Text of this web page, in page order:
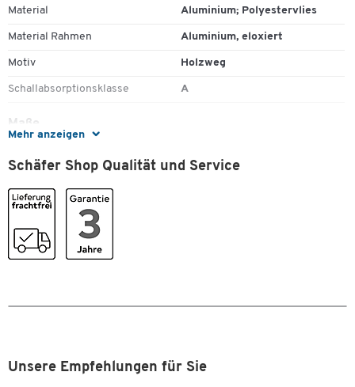
Mehr anzeigen
Material Aluminium; Polyestervlies
Material Rahmen Aluminium, eloxiert
Motiv Holzweg
Schallabsorptionsklasse A
Maße
Schäfer Shop Qualität und Service
Unsere Empfehlungen für Sie